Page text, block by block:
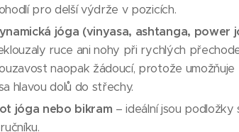
pro delší výdrže v pozicích.
jóga (vinyasa, ashtanga, power
ruce ani nohy při rychlých
naopak žádoucí, protože
hlavou dolů do střechy.
jóga nebo bikram – ideální jsou